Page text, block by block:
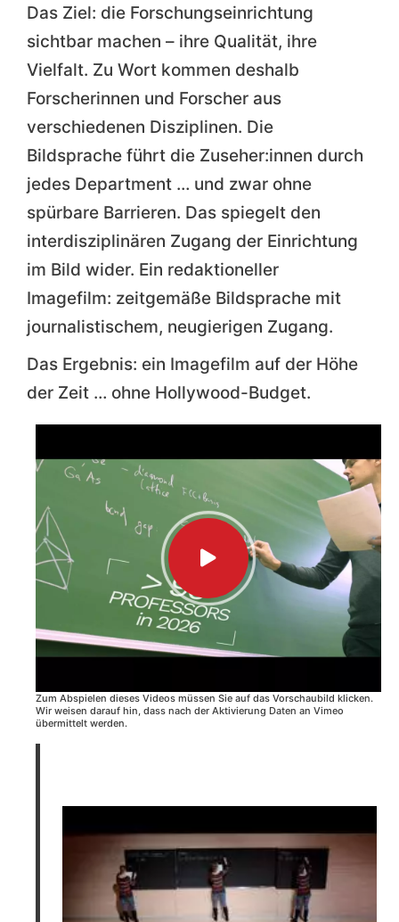
Das Ziel: die Forschungseinrichtung
sichtbar machen – ihre Qualität, ihre
Vielfalt. Zu Wort kommen deshalb
Forscherinnen und Forscher aus
verschiedenen Disziplinen. Die
Bildsprache führt die Zuseher:innen durch
jedes Department … und zwar ohne
spürbare Barrieren. Das spiegelt den
interdisziplinären Zugang der Einrichtung
im Bild wider. Ein redaktioneller
Imagefilm: zeitgemäße Bildsprache mit
journalistischem, neugierigen Zugang.
Das Ergebnis: ein Imagefilm auf der Höhe
der Zeit … ohne Hollywood-Budget.
Zum Abspielen dieses Videos müssen Sie auf das Vorschaubild klicken.
Wir weisen darauf hin, dass nach der Aktivierung Daten an Vimeo
übermittelt werden.